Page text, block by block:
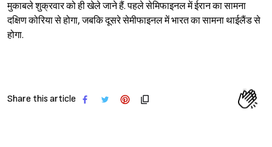
मुकाबले शुक्रवार को ही खेले जाने हैं. पहले सेमिफाइनल में ईरान का सामना
दक्षिण कोरिया से होगा, जबकि दूसरे सेमीफाइनल में भारत का सामना थाईलैंड से
होगा.
Share this article